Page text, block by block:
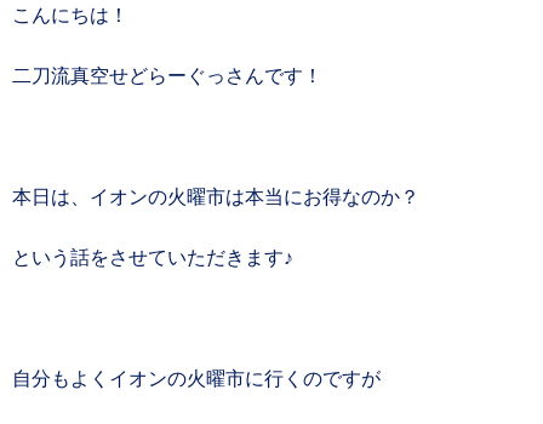
こんにちは！
二刀流真空せどらーぐっさんです！
本日は、イオンの火曜市は本当にお得なのか？
という話をさせていただきます♪
自分もよくイオンの火曜市に行くのですが